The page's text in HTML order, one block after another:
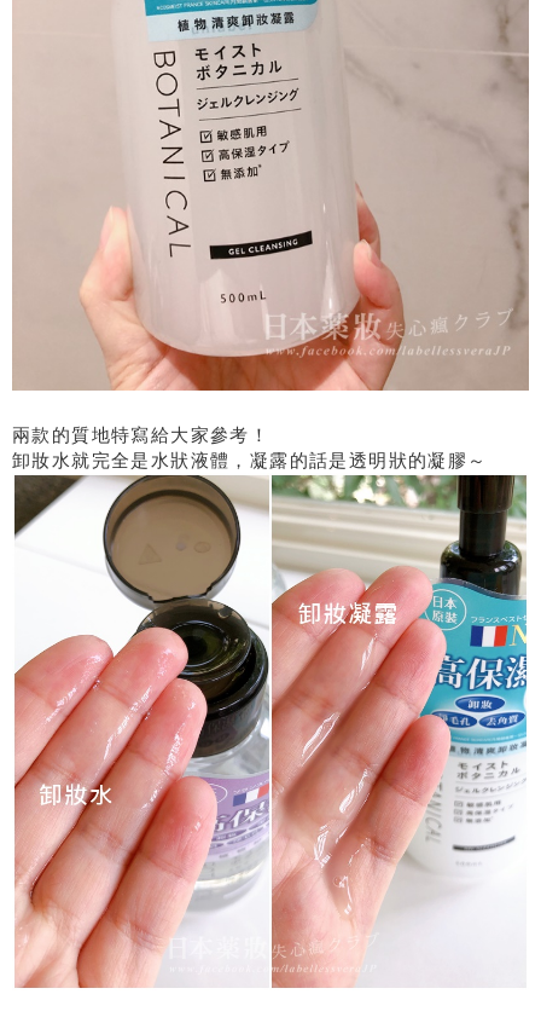
兩款的質地特寫給大家參考！
卸妝水就完全是水狀液體，凝露的話是透明狀的凝膠～